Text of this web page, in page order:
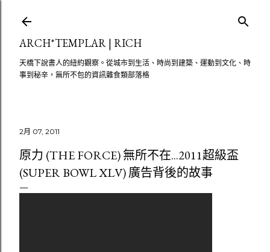
ARCH*TEMPLAR | RICH
天橋下說書人的紐約觀察。從城市到生活、時尚到建築、運動到文化、時
事到秘辛，無所不包的資訊雜食類部落格
2月 07, 2011
原力 (THE FORCE) 無所不在...2011超級盃
(SUPER BOWL XLV) 廣告背後的故事